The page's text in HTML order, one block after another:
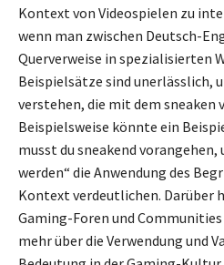
Kontext von Videospielen zu
wenn man zwischen Deutsch-
Querverweise in spezialisierten
Beispielsätze sind unerlässlich,
verstehen, die mit dem sneaken
Beispielsweise könnte ein
musst du sneakend
werden“ die Anwendung des
Kontext verdeutlichen. Darüber
Gaming-Foren und
mehr über die Verwendung und